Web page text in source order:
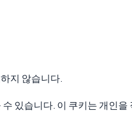
지 않습니다.
있습니다. 이 쿠키는 개인을